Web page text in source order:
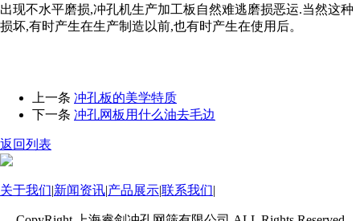
出现不水平磨损,冲孔机生产加工板自然难逃磨损恶运.当然这种
损坏,有时产生在生产制造以前,也有时产生在使用后。
上一条 冲孔板的美学特质
下一条 冲孔网板用什么油去毛边
返回列表
关于我们|新闻资讯|产品展示|联系我们|